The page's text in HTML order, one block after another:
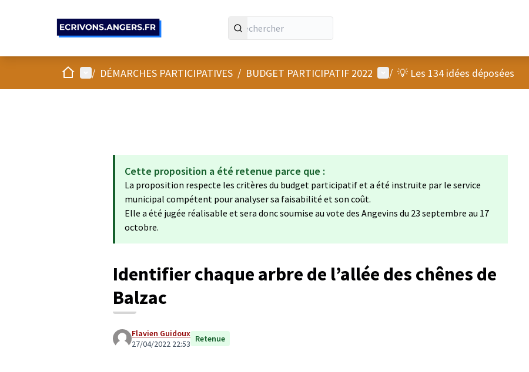
AccueilMenu principal
/ DÉMARCHES PARTICIPATIVES / BUDGET PARTICIPATIF 2022 Menu utilisateur
/ 💡 Les 134 idées déposées
Cette proposition a été retenue parce que :
La proposition respecte les critères du budget participatif et a été instruite par le service
municipal compétent pour analyser sa faisabilité et son coût.
Elle a été jugée réalisable et sera donc soumise au vote des Angevins du 23 septembre au 17
octobre.
Identifier chaque arbre de l’allée des chênes de
Balzac
Flavien Guidoux
27/04/2022 22:53 Retenue